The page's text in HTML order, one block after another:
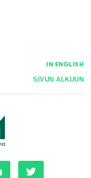
IN ENGLISH
SIVUN ALKUUN